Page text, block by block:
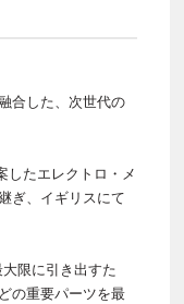
合した、次世代の
したエレクトロ・メ
ぎ、イギリスにて
限に引き出すた
の重要パーツを最